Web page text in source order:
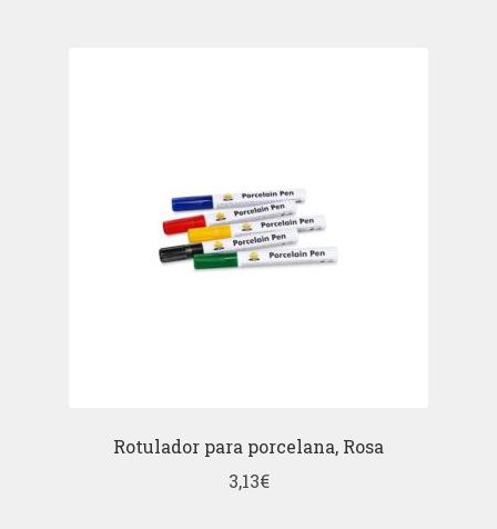
Rotulador para porcelana, Rosa
3,13€